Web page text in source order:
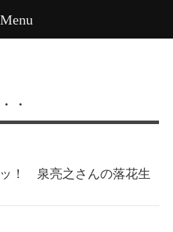
Menu
・
！ 泉亮之さんの落花生